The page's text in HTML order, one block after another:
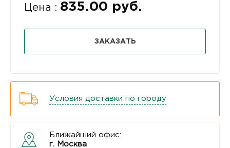
Цена : 835.00 руб.
ЗАКАЗАТЬ
Условия доставки по городу
Ближайший офис:
г. Москва